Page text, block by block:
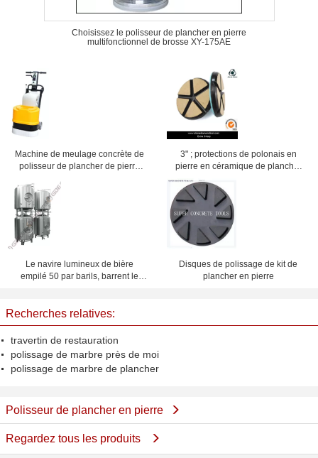
Choisissez le polisseur de plancher en pierre
multifonctionnel de brosse XY-175AE
Machine de meulage concrète de
polisseur de plancher de pierre
poussière
3" ; protections de polonais en
pierre en céramique de plancher
de meule de diamant de lien de
résine de 80mm
Le navire lumineux de bière
empilé 50 par barils, barrent le
Disques de polissage de kit de
plancher en pierre
Recherches relatives:
travertin de restauration
polissage de marbre près de moi
polissage de marbre de plancher
Polisseur de plancher en pierre
Regardez tous les produits